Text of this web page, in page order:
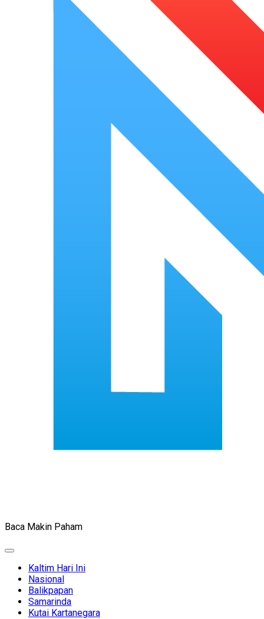
Baca Makin Paham
Expand
Kaltim Hari Ini
Nasional
Balikpapan
Samarinda
Kutai Kartanegara